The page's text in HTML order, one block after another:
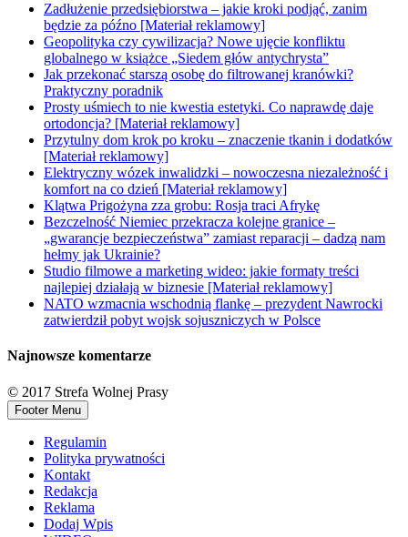
Zadłużenie przedsiębiorstwa – jakie kroki podjąć, zanim
będzie za późno [Materiał reklamowy]
Geopolityka czy cywilizacja? Nowe ujęcie konfliktu
globalnego w książce „Siedem głów antychrysta”
Jak przekonać starszą osobę do filtrowanej kranówki?
Praktyczny poradnik
Prosty uśmiech to nie kwestia estetyki. Co naprawdę daje
ortodoncja? [Materiał reklamowy]
Przytulny dom krok po kroku – znaczenie tkanin i dodatków
[Materiał reklamowy]
Elektryczny wózek inwalidzki – nowoczesna niezależność i
komfort na co dzień [Materiał reklamowy]
Klątwa Prigożyna zza grobu: Rosja traci Afrykę
Bezczelność Niemiec przekracza kolejne granice –
„gwarancje bezpieczeństwa” zamiast reparacji – dadzą nam
hełmy jak Ukrainie?
Studio filmowe a marketing wideo: jakie formaty treści
najlepiej działają w biznesie [Materiał reklamowy]
NATO wzmacnia wschodnią flankę – prezydent Nawrocki
zatwierdził pobyt wojsk sojuszniczych w Polsce
Najnowsze komentarze
© 2017 Strefa Wolnej Prasy
Footer Menu
Regulamin
Polityka prywatności
Kontakt
Redakcja
Reklama
Dodaj Wpis